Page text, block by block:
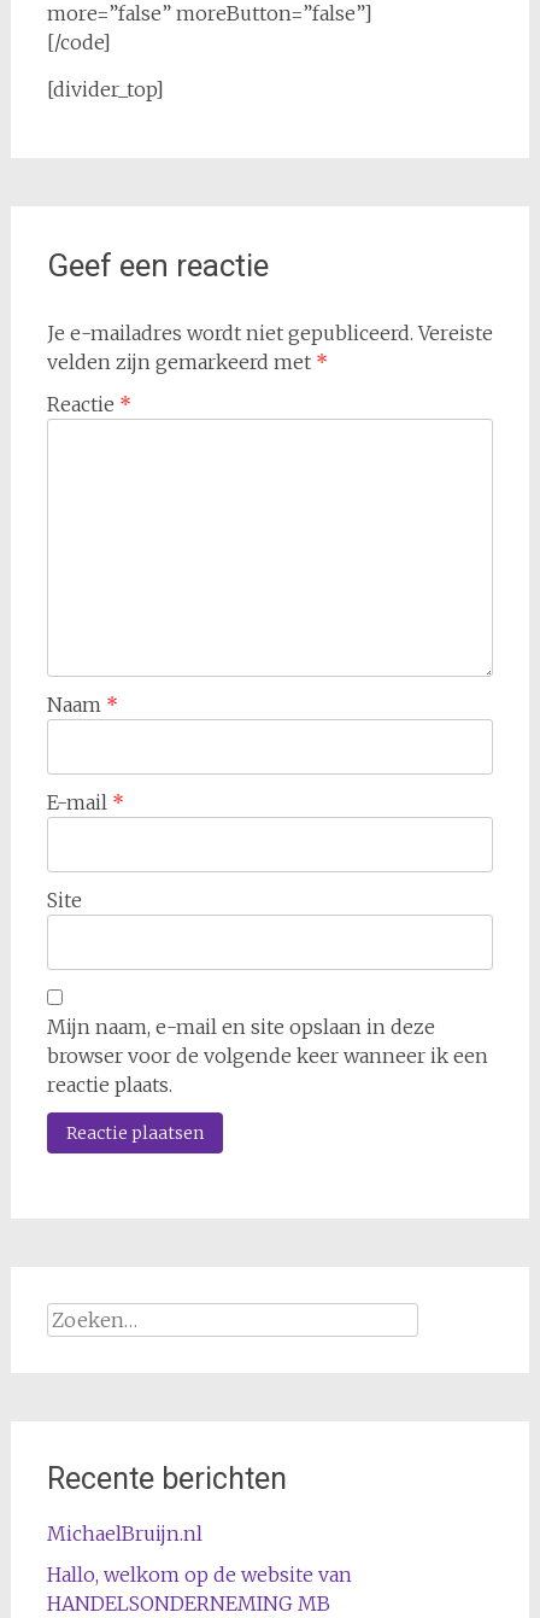
more=”false” moreButton=”false”]
[/code]
[divider_top]
Geef een reactie
Je e-mailadres wordt niet gepubliceerd. Vereiste
velden zijn gemarkeerd met *
Reactie *
Naam *
E-mail *
Site
Mijn naam, e-mail en site opslaan in deze
browser voor de volgende keer wanneer ik een
reactie plaats.
Zoeken
Recente berichten
MichaelBruijn.nl
Hallo, welkom op de website van
HANDELSONDERNEMING MB